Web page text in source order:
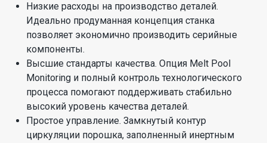
Низкие расходы на производство деталей.
Идеально продуманная концепция станка
позволяет экономично производить серийные
компоненты.
Высшие стандарты качества. Опция Melt Pool
Monitoring и полный контроль технологического
процесса помогают поддерживать стабильно
высокий уровень качества деталей.
Простое управление. Замкнутый контур
циркуляции порошка, заполненный инертным